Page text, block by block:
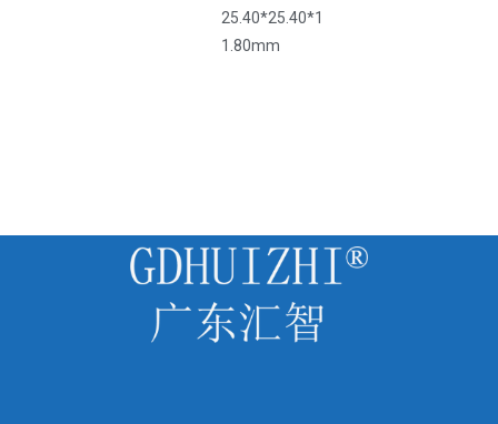
25.40*25.40*1
1.80mm